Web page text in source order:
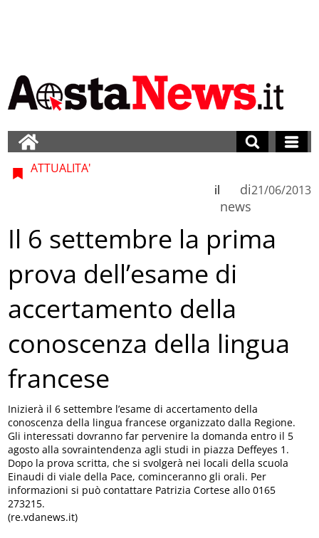
ATTUALITA'
di
news
il 21/06/2013
Il 6 settembre la prima
prova dell’esame di
accertamento della
conoscenza della lingua
francese
Inizierà il 6 settembre l’esame di accertamento della
conoscenza della lingua francese organizzato dalla Regione.
Gli interessati dovranno far pervenire la domanda entro il 5
agosto alla sovraintendenza agli studi in piazza Deffeyes 1.
Dopo la prova scritta, che si svolgerà nei locali della scuola
Einaudi di viale della Pace, cominceranno gli orali. Per
informazioni si può contattare Patrizia Cortese allo 0165
273215.
(re.vdanews.it)